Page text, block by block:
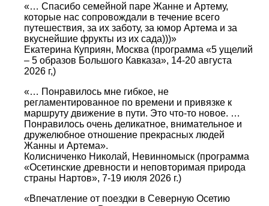
«… Спасибо семейной паре Жанне и Артему,
которые нас сопровождали в течение всего
путешествия, за их заботу, за юмор Артема и за
вкуснейшие фрукты из их сада)))»
Екатерина Куприян, Москва (программа «5 ущелий
– 5 образов Большого Кавказа», 14-20 августа
2026 г,)
«… Понравилось мне гибкое, не
регламентированное по времени и привязке к
маршруту движение в пути. Это что-то новое. …
Понравилось очень деликатное, внимательное и
дружелюбное отношение прекрасных людей
Жанны и Артема».
Колисниченко Николай, Невинномыск (программа
«Осетинские древности и неповторимая природа
страны Нартов», 7-19 июля 2026 г.)
«Впечатление от поездки в Северную Осетию